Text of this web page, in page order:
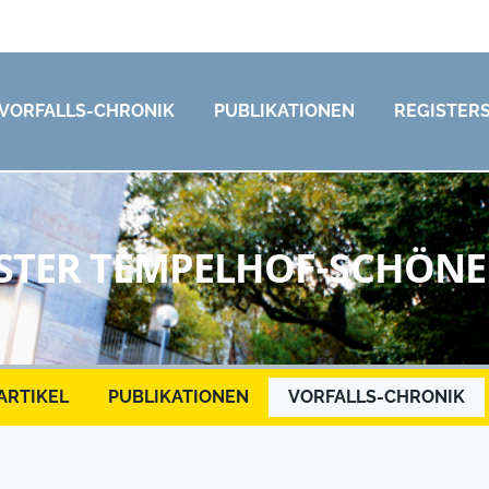
CHRONIK PUBLIKATIONEN
TEMPELHOF-
PUBLIKATIONEN VORFALLS-CHRONIK